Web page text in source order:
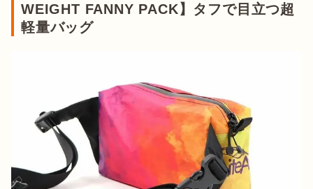
WEIGHT FANNY PACK】タフで目立つ超
軽量バッグ